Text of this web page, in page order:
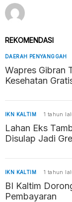
REKOMENDASI
DAERAH PENYANGGAH
Wapres Gibran
Kesehatan
IKN KALTIM 1 tahun
Lahan Eks
Disulap Jadi
IKN KALTIM 1 tahun
BI Kaltim
Pembayaran